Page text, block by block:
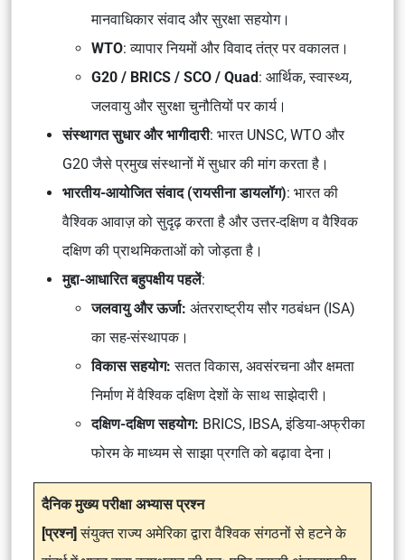
मानवाधिकार संवाद और सुरक्षा सहयोग।
WTO: व्यापार नियमों और विवाद तंत्र पर वकालत।
G20 / BRICS / SCO / Quad: आर्थिक, स्वास्थ्य,
जलवायु और सुरक्षा चुनौतियों पर कार्य।
संस्थागत सुधार और भागीदारी: भारत UNSC, WTO और
G20 जैसे प्रमुख संस्थानों में सुधार की मांग करता है।
भारतीय-आयोजित संवाद (रायसीना डायलॉग): भारत की
वैश्विक आवाज़ को सुदृढ़ करता है और उत्तर-दक्षिण व वैश्विक
दक्षिण की प्राथमिकताओं को जोड़ता है।
मुद्दा-आधारित बहुपक्षीय पहलें:
जलवायु और ऊर्जा: अंतरराष्ट्रीय सौर गठबंधन (ISA)
का सह-संस्थापक।
विकास सहयोग: सतत विकास, अवसंरचना और क्षमता
निर्माण में वैश्विक दक्षिण देशों के साथ साझेदारी।
दक्षिण-दक्षिण सहयोग: BRICS, IBSA, इंडिया-अफ्रीका
फोरम के माध्यम से साझा प्रगति को बढ़ावा देना।
दैनिक मुख्य परीक्षा अभ्यास प्रश्न
[प्रश्न]संयुक्त राज्य अमेरिका द्वारा वैश्विक संगठनों से हटने के